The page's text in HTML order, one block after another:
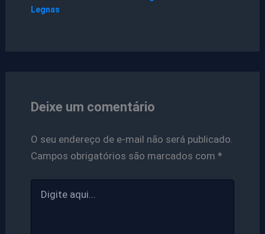
Legnas
Deixe um comentário
O seu endereço de e-mail não será publicado.
Campos obrigatórios são marcados com *
aqui...